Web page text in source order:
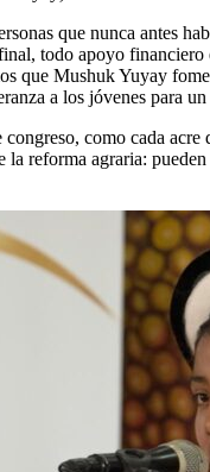
que nunca antes
todo apoyo
Mushuk Yuyay
a los jóvenes para
como cada
reforma agraria: